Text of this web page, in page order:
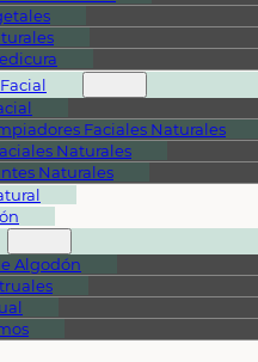
Faciales Naturales
Naturales
Naturales
Algodón